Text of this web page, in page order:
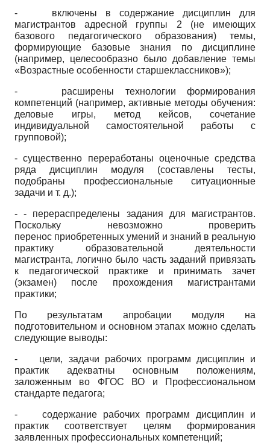
- включены в содержание дисциплин для
магистрантов адресной группы 2 (не имеющих
базового педагогического образования) темы,
формирующие базовые знания по дисциплине
(например, целесообразно было добавление темы
«Возрастные особенности старшеклассников»);
- расширены технологии формирования
компетенций (например, активные методы обучения:
деловые игры, метод кейсов, сочетание
индивидуальной самостоятельной работы с
групповой);
- существенно переработаны оценочные средства
ряда дисциплин модуля (составлены тесты,
подобраны профессиональные ситуационные
задачи и т. д.);
- - перераспределены задания для магистрантов.
Поскольку невозможно проверить
перенос приобретенных умений и знаний в реальную
практику образовательной деятельности
магистранта, логично было часть заданий привязать
к педагогической практике и принимать зачет
(экзамен) после прохождения магистрантами
практики;
По результатам апробации модуля на
подготовительном и основном этапах можно сделать
следующие выводы:
- цели, задачи рабочих программ дисциплин и
практик адекватны основным положениям,
заложенным во ФГОС ВО и Профессиональном
стандарте педагога;
- содержание рабочих программ дисциплин и
практик соответствует целям формирования
заявленных профессиональных компетенций;